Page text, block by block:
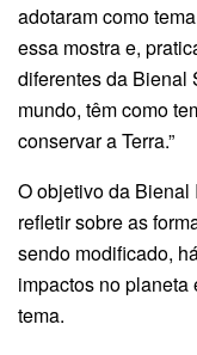
adotaram como
essa mostra e,
diferentes da Bienal
mundo, têm como
conservar a Terra.”
O objetivo da
refletir sobre as
sendo modificado,
impactos no
tema.